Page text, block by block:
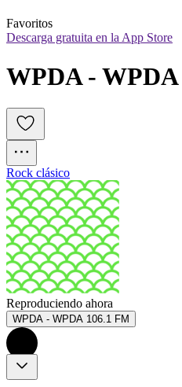
Favoritos
Descarga gratuita en la App Store
WPDA -
Rock clásico
Reproduciendo ahora
WPDA - WPDA 106.1 FM